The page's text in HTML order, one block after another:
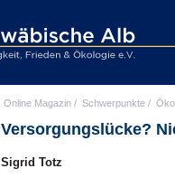
Online Magazin / Schwerpunkte /
Versorgungslücke?
Sigrid Totz